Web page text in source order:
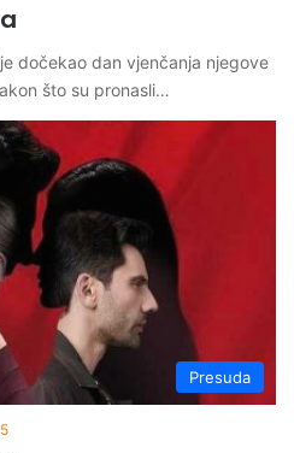
dočekao dan vjenčanja njegove
što su pronasli…
Presuda